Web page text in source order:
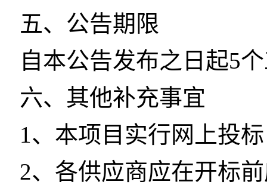
五、公告期限
自本公告发布之日起5
六、其他补充事宜
1、本项目实行网上投
2、各供应商应在开标